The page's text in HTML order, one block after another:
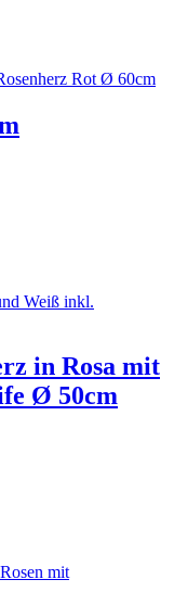
in Rosa mit
Ø 50cm